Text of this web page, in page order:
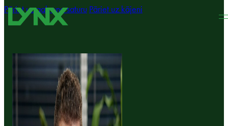
Pāriet uz galveno saturu Pāriet uz kājeni